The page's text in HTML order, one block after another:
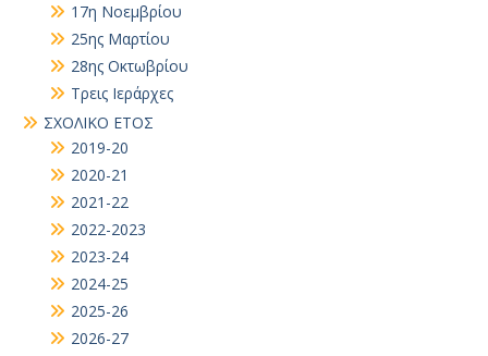
17η Νοεμβρίου
25ης Μαρτίου
28ης Οκτωβρίου
Τρεις Ιεράρχες
ΣΧΟΛΙΚΟ ΕΤΟΣ
2019-20
2020-21
2021-22
2022-2023
2023-24
2024-25
2025-26
2026-27